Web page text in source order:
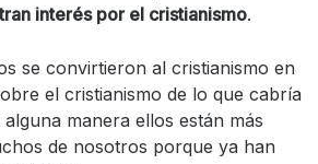
interés por el cristianismo.
se convirtieron al cristianismo en
el cristianismo de lo que cabría
manera ellos están más
de nosotros porque ya han